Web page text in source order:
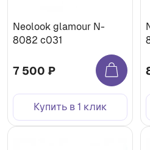
Neolook glamour N-
8082 c031
7 500 ₽
Купить в 1 клик